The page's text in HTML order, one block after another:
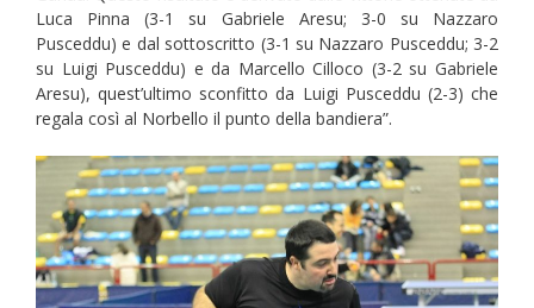
Luca Pinna (3-1 su Gabriele Aresu; 3-0 su Nazzaro
Pusceddu) e dal sottoscritto (3-1 su Nazzaro Pusceddu; 3-2
su Luigi Pusceddu) e da Marcello Cilloco (3-2 su Gabriele
Aresu), quest’ultimo sconfitto da Luigi Pusceddu (2-3) che
regala così al Norbello il punto della bandiera”.